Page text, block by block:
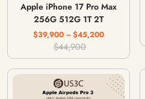
Apple iPhone 17 Pro Max
256G 512G 1T 2T
$39,900 ~ $45,200
$44,900